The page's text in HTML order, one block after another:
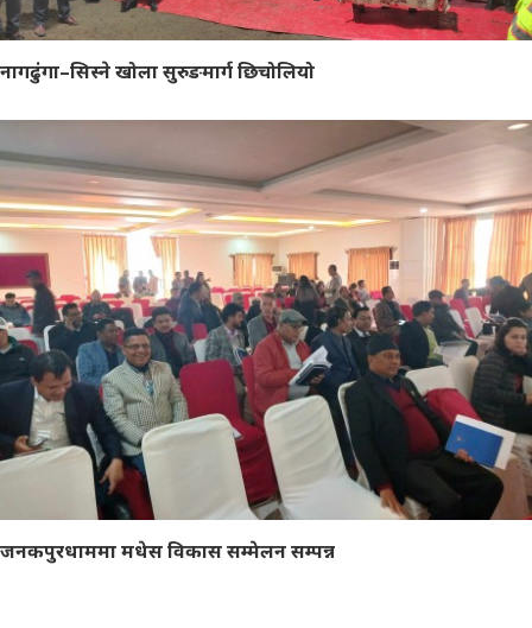
नागढुंगा–सिस्ने खोला सुरुङमार्ग छिचोलियो
जनकपुरधाममा मधेस विकास सम्मेलन सम्पन्न